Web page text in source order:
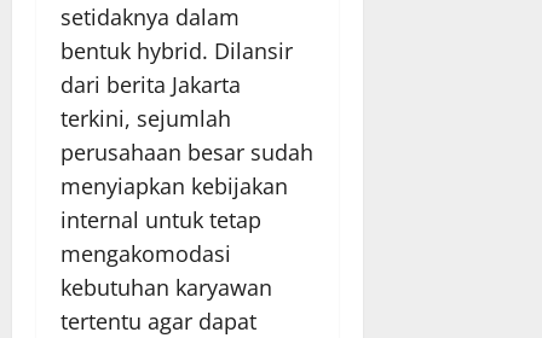
setidaknya dalam
bentuk hybrid. Dilansir
dari berita Jakarta
terkini, sejumlah
perusahaan besar sudah
menyiapkan kebijakan
internal untuk tetap
mengakomodasi
kebutuhan karyawan
tertentu agar dapat